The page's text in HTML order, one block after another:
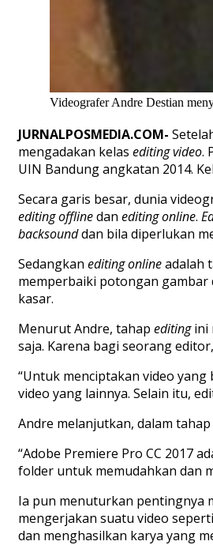
Videografer Andre Destian
JURNALPOSMEDIA.COM-
mengadakan kelas editingvideo.
UIN Bandung angkatan 2014.
Secara garis besar, dunia
editingofflinedan editingonline.
backsounddan bila diperlukan
Sedangkan editing onlineadalah
memperbaiki potongan gambar
kasar.
Menurut Andre, tahap editingini
saja. Karena bagi seorang
“Untuk menciptakan video
video yang lainnya. Selain itu,
Andre melanjutkan, dalam tahap
“Adobe Premiere Pro CC 2017
folder untuk memudahkan dan
Ia pun menuturkan pentingnya
mengerjakan suatu video
dan menghasilkan karya yang